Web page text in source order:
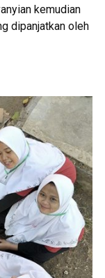
kemudian
dipanjatkan oleh